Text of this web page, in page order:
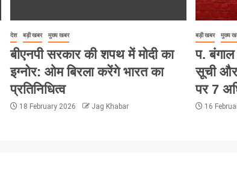
देश बड़ी खबर मुख्य खबर
बीएनपी सरकार की शपथ में मोदी का
इग्नोर: ओम बिरला करेंगे भारत का
प्रतिनिधित्व
18 February 2026 Jag Khabar
बड़ी खबर मुख्य
प.
सूची और
पर 7
16